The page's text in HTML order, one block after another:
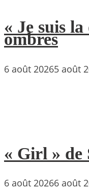
« Je suis
ombres
6 août 20265 août
« Girl » de
6 août 20266 août